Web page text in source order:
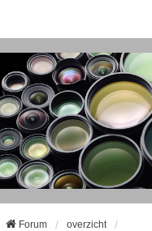
Forum overzicht